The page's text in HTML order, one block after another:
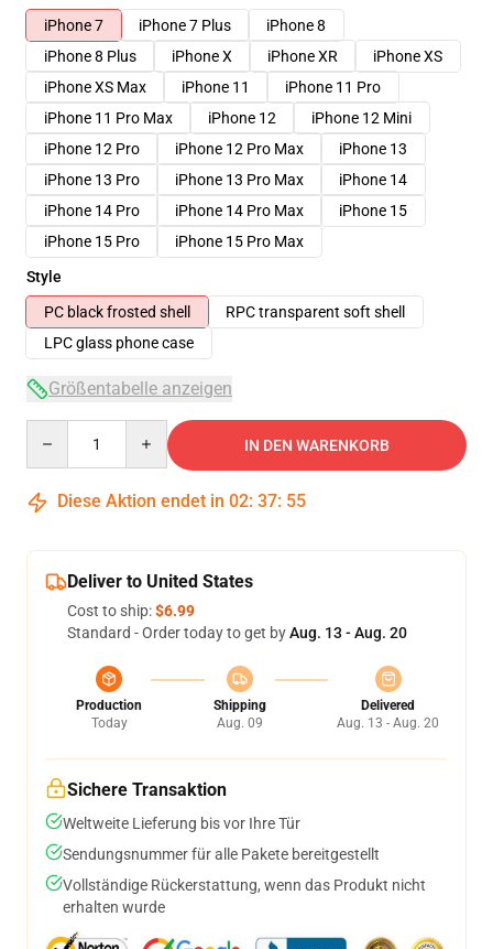
iPhone 7
iPhone 7 Plus
iPhone 8
iPhone 8 Plus
iPhone X iPhone XR
iPhone XS
iPhone XS Max
iPhone 11
iPhone 11 Pro
iPhone 11 Pro Max
iPhone 12
iPhone 12 Mini
iPhone 12 Pro
iPhone 12 Pro Max
iPhone 13
iPhone 13 Pro
iPhone 13 Pro Max
iPhone 14
iPhone 14 Pro
iPhone 14 Pro Max
iPhone 15
iPhone 15 Pro
iPhone 15 Pro Max
Style
PC black frosted shell
RPC transparent soft shell
LPC glass phone case
Größentabelle anzeigen
IN DEN WARENKORB
Diese Aktion endet in 02: 37: 54
Deliver to United States
Cost to ship:$6.99
Standard - Order today to get byAug. 13 - Aug. 20
Production
Today
Shipping
Aug. 09
Delivered
Aug. 13 - Aug. 20
Sichere Transaktion
Weltweite Lieferung bis vor Ihre Tür
Sendungsnummer für alle Pakete bereitgestellt
Vollständige Rückerstattung, wenn das Produkt nicht
erhalten wurde